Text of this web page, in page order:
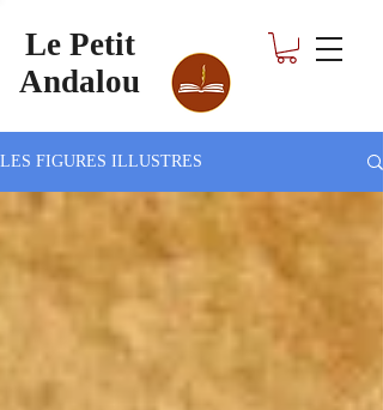
Le Petit
Andalou
LES FIGURES ILLUSTRES